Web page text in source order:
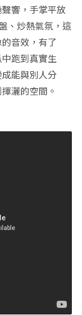
響，手掌平放
、炒熱氣氛，這
音效，有了
跑到真實生
能與別人分
灑的空間。